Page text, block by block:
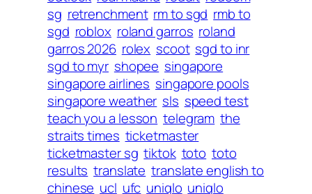
sg retrenchment rm to sgd rmb to
sgd roblox roland garros roland
garros 2026 rolex scoot sgd to inr
sgd to myr shopee singapore
singapore airlines singapore pools
singapore weather sls speed test
teach you a lesson telegram the
straits times ticketmaster
ticketmaster sg tiktok toto toto
results translate translate english to
chinese ucl ufc uniqlo uniqlo